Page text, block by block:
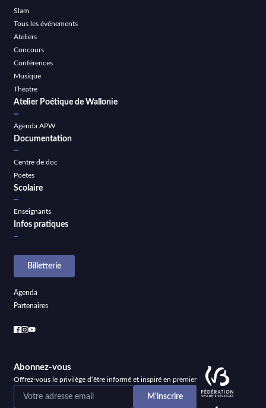
Slam
Tous les événements
Ateliers
Concours
Conférences
Musique
Théatre
Atelier Poétique de Wallonie
Agenda APW
Documentation
Centre de doc
Poètes
Scolaire
Enseignants
Infos pratiques
Billetterie
Agenda
Partenaires
Abonnez-vous
Offrez-vous le privilège d’être informé et inspiré en premier